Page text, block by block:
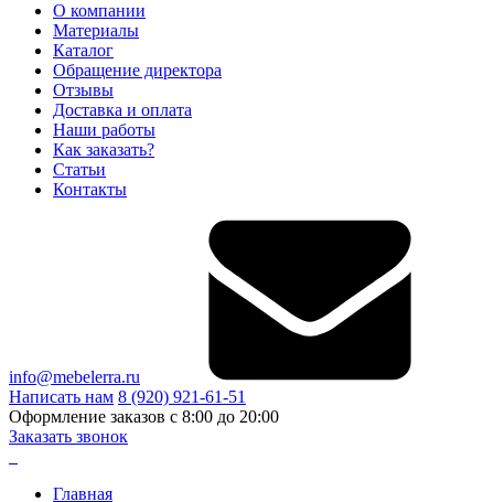
О компании
Материалы
Каталог
Обращение директора
Отзывы
Доставка и оплата
Наши работы
Как заказать?
Статьи
Контакты
info@mebelerra.ru
Написать нам 8 (920) 921-61-51
Оформление заказов с 8:00 до 20:00
Заказать звонок
Главная